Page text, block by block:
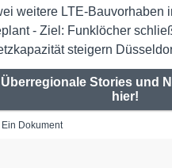
weitere LTE-Bauvorhaben
- Ziel: Funklöcher
steigern
Überregionale Stories und
hier!
Ein Dokument